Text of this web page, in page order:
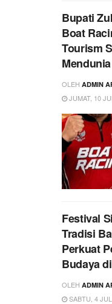
Bupati
Boat
Tourism
Mendunia
OLEH ADMIN
JUMAT, 10
Festival
Tradisi
Perkuat
Budaya
OLEH ADMIN
SABTU, 4